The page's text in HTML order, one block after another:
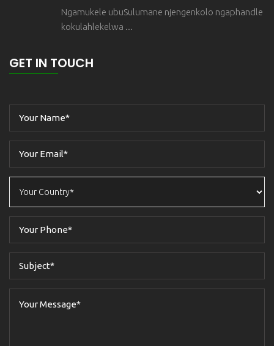
Ngamukele ubuSulumane njengenkolo ngaphandle
kokulahlekelwa ...
GET IN TOUCH